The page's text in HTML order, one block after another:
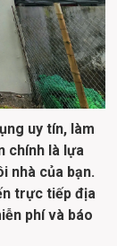
uy tín, làm
chính là lựa
nhà của bạn.
trực tiếp địa
phí và báo